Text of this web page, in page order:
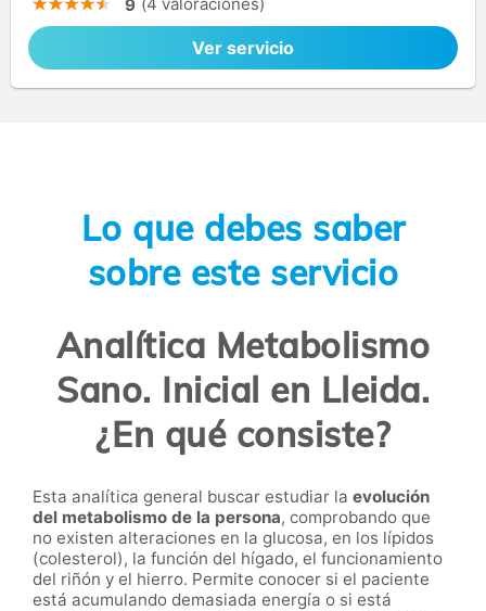
9
Ver servicio
Lo que debes saber
sobre este servicio
Analítica Metabolismo
Sano. Inicial en Lleida.
¿En qué consiste?
Esta analítica general buscar estudiar la evolución
del metabolismo de la persona, comprobando que
no existen alteraciones en la glucosa, en los lípidos
(colesterol), la función del hígado, el funcionamiento
del riñón y el hierro. Permite conocer si el paciente
está acumulando demasiada energía o si está